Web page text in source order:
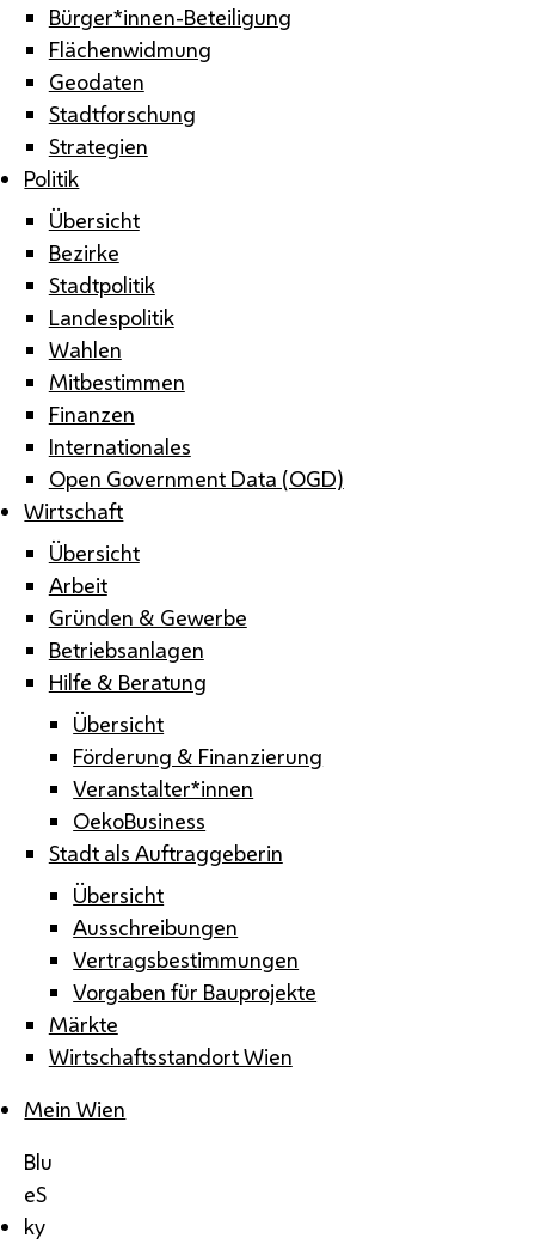
Bürger*innen-Beteiligung
Flächenwidmung
Geodaten
Stadtforschung
Strategien
Politik
Übersicht
Bezirke
Stadtpolitik
Landespolitik
Wahlen
Mitbestimmen
Finanzen
Internationales
Open Government Data (OGD)
Wirtschaft
Übersicht
Arbeit
Gründen & Gewerbe
Betriebsanlagen
Hilfe & Beratung
Übersicht
Förderung & Finanzierung
Veranstalter*innen
OekoBusiness
Stadt als Auftraggeberin
Übersicht
Ausschreibungen
Vertragsbestimmungen
Vorgaben für Bauprojekte
Märkte
Wirtschaftsstandort Wien
Mein Wien
Blu
eS
ky